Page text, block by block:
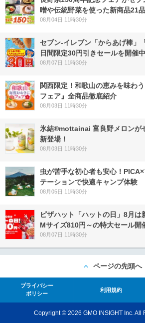
噌や伝統野菜を使った新商品21
08月04日 11時30分
セブン‐イレブン「からあげ棒」
日間限定30円引きセールを開催中
08月07日 11時30分
関西限定！和歌山の恵みを味わ
フェア』全商品徹底紹介
08月03日 11時30分
氷結®mottainai 富良野メロンが
新登場！
08月03日 11時30分
虫が苦手な初心者も安心！
テーションで快適キャンプ体験
08月05日 11時30分
ピザハット「ハットの日」8月は
Mサイズ810円～の特大セール開
08月07日 11時30分
ページの先頭へ
プライバシー
ポリシー
利用規約
Copyright © 2026 GMO INSIGHT Inc. All